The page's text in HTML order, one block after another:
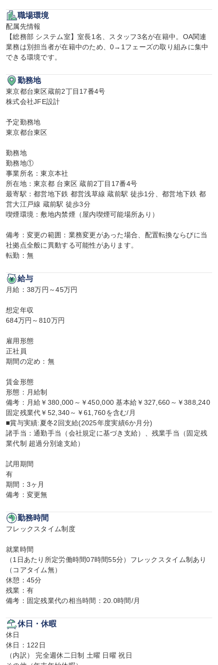
職場環境
配属先情報
【総務部 システム室】室長1名、スタッフ3名が在籍中。OA関連
業務は別担当者が在籍中のため、0→1フェーズの取り組みに集中
できる環境です。
勤務地
東京都台東区蔵前2丁目17番4号
株式会社JFE設計
予定勤務地
東京都台東区
勤務地
勤務地①
事業所名：東京本社
所在地：東京都 台東区 蔵前2丁目17番4号
最寄駅：都営地下鉄 都営浅草線 蔵前駅 徒歩1分、都営地下鉄 都
営大江戸線 蔵前駅 徒歩3分
喫煙環境：敷地内禁煙（屋内喫煙可能場所あり）
備考：変更の範囲：業務変更があった場合、配置転換ならびに当
社拠点全般に異動する可能性があります。
転勤：無
給与
月給：38万円～45万円
想定年収
684万円～810万円
雇用形態
正社員
期間の定め：無
賃金形態
形態：月給制
備考：月給￥380,000～￥450,000 基本給￥327,660～￥388,240
固定残業代￥52,340～￥61,760を含む/月
■賞与実績:夏冬2回支給(2025年度実績6か月分)
諸手当：通勤手当（会社規定に基づき支給）、残業手当（固定残
業代制 超過分別途支給）
試用期間
有
期間：3ヶ月
備考：変更無
勤務時間
フレックスタイム制度
就業時間
（1日あたり所定労働時間07時間55分）フレックスタイム制あり
（コアタイム無）
休憩：45分
残業：有
備考：固定残業代の相当時間：20.0時間/月
休日・休暇
休日
休日：122日
（内訳） 完全週休二日制 土曜 日曜 祝日